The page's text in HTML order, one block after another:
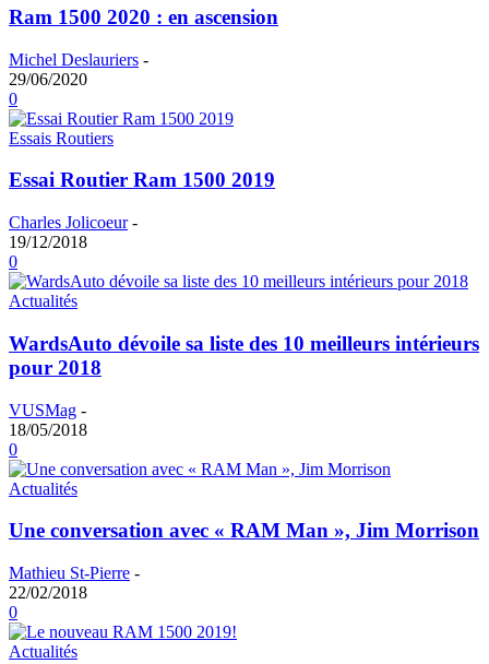
Ram 1500 2020 : en ascension
Michel Deslauriers -
29/06/2020
0
Essais Routiers
Essai Routier Ram 1500 2019
Charles Jolicoeur -
19/12/2018
0
Actualités
WardsAuto dévoile sa liste des 10 meilleurs intérieurs
pour 2018
VUSMag -
18/05/2018
0
Actualités
Une conversation avec « RAM Man », Jim Morrison
Mathieu St-Pierre -
22/02/2018
0
Actualités